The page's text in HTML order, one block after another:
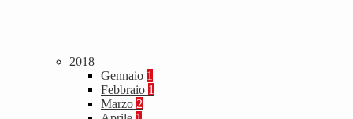
2018
Gennaio 1
Febbraio 1
Marzo 2